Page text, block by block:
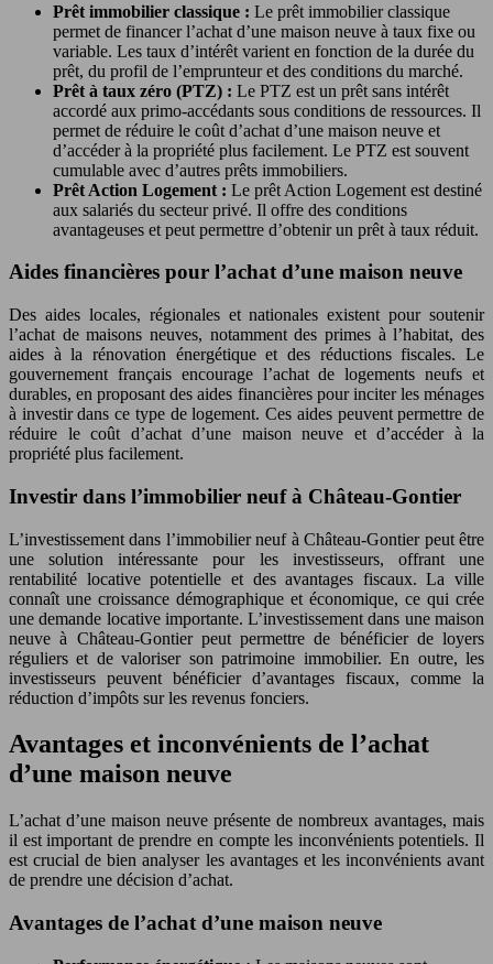
Prêt immobilier classique : Le prêt immobilier classique
permet de financer l’achat d’une maison neuve à taux fixe ou
variable. Les taux d’intérêt varient en fonction de la durée du
prêt, du profil de l’emprunteur et des conditions du marché.
Prêt à taux zéro (PTZ) : Le PTZ est un prêt sans intérêt
accordé aux primo-accédants sous conditions de ressources. Il
permet de réduire le coût d’achat d’une maison neuve et
d’accéder à la propriété plus facilement. Le PTZ est souvent
cumulable avec d’autres prêts immobiliers.
Prêt Action Logement : Le prêt Action Logement est destiné
aux salariés du secteur privé. Il offre des conditions
avantageuses et peut permettre d’obtenir un prêt à taux réduit.
Aides financières pour l’achat d’une maison neuve
Des aides locales, régionales et nationales existent pour soutenir
l’achat de maisons neuves, notamment des primes à l’habitat, des
aides à la rénovation énergétique et des réductions fiscales. Le
gouvernement français encourage l’achat de logements neufs et
durables, en proposant des aides financières pour inciter les ménages
à investir dans ce type de logement. Ces aides peuvent permettre de
réduire le coût d’achat d’une maison neuve et d’accéder à la
propriété plus facilement.
Investir dans l’immobilier neuf à Château-Gontier
L’investissement dans l’immobilier neuf à Château-Gontier peut être
une solution intéressante pour les investisseurs, offrant une
rentabilité locative potentielle et des avantages fiscaux. La ville
connaît une croissance démographique et économique, ce qui crée
une demande locative importante. L’investissement dans une maison
neuve à Château-Gontier peut permettre de bénéficier de loyers
réguliers et de valoriser son patrimoine immobilier. En outre, les
investisseurs peuvent bénéficier d’avantages fiscaux, comme la
réduction d’impôts sur les revenus fonciers.
Avantages et inconvénients de l’achat
d’une maison neuve
L’achat d’une maison neuve présente de nombreux avantages, mais
il est important de prendre en compte les inconvénients potentiels. Il
est crucial de bien analyser les avantages et les inconvénients avant
de prendre une décision d’achat.
Avantages de l’achat d’une maison neuve